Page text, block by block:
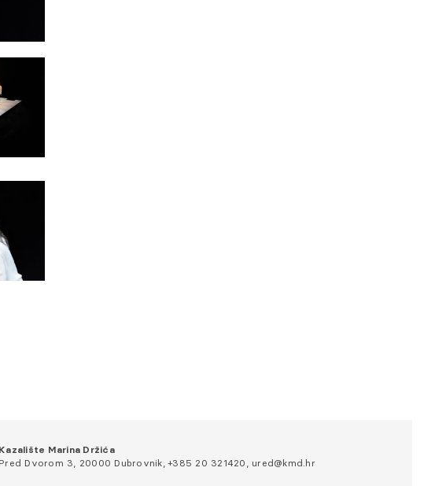
Kazalište Marina Držića
Pred Dvorom 3, 20000 Dubrovnik, +385 20 321420, ured@kmd.hr